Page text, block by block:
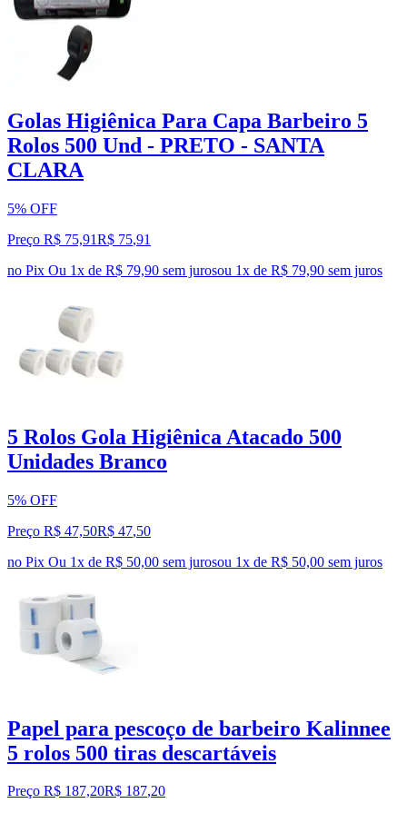
Golas Higiênica Para Capa Barbeiro 5
Rolos 500 Und - PRETO - SANTA
CLARA
5% OFF
Preço R$ 75,91R$ 75,91
no Pix Ou 1x de R$ 79,90 sem jurosou 1x de R$ 79,90 sem juros
5 Rolos Gola Higiênica Atacado 500
Unidades Branco
5% OFF
Preço R$ 47,50R$ 47,50
no Pix Ou 1x de R$ 50,00 sem jurosou 1x de R$ 50,00 sem juros
Papel para pescoço de barbeiro Kalinnee
5 rolos 500 tiras descartáveis
Preço R$ 187,20R$ 187,20